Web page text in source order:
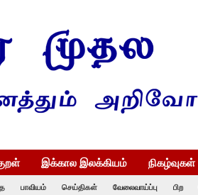
இக்கால இலக்கியம் நிகழ்வுகள்
பாவியம் செய்திகள் வேலைவாய்ப்பு பிற